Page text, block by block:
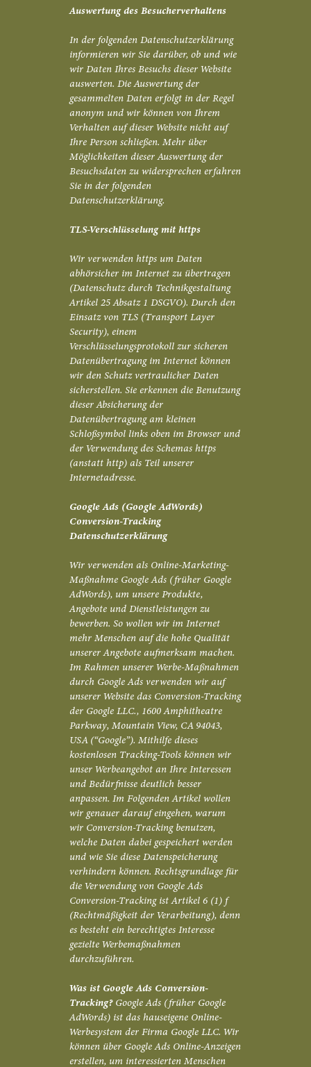
Auswertung des Besucherverhaltens
In der folgenden Datenschutzerklärung
informieren wir Sie darüber, ob und wie
wir Daten Ihres Besuchs dieser Website
auswerten. Die Auswertung der
gesammelten Daten erfolgt in der Regel
anonym und wir können von Ihrem
Verhalten auf dieser Website nicht auf
Ihre Person schließen. Mehr über
Möglichkeiten dieser Auswertung der
Besuchsdaten zu widersprechen erfahren
Sie in der folgenden
Datenschutzerklärung.
TLS-Verschlüsselung mit https
Wir verwenden https um Daten
abhörsicher im Internet zu übertragen
(Datenschutz durch Technikgestaltung
Artikel 25 Absatz 1 DSGVO). Durch den
Einsatz von TLS (Transport Layer
Security), einem
Verschlüsselungsprotokoll zur sicheren
Datenübertragung im Internet können
wir den Schutz vertraulicher Daten
sicherstellen. Sie erkennen die Benutzung
dieser Absicherung der
Datenübertragung am kleinen
Schloßsymbol links oben im Browser und
der Verwendung des Schemas https
(anstatt http) als Teil unserer
Internetadresse.
Google Ads (Google AdWords)
Conversion-Tracking
Datenschutzerklärung
Wir verwenden als Online-Marketing-
Maßnahme Google Ads (früher Google
AdWords), um unsere Produkte,
Angebote und Dienstleistungen zu
bewerben. So wollen wir im Internet
mehr Menschen auf die hohe Qualität
unserer Angebote aufmerksam machen.
Im Rahmen unserer Werbe-Maßnahmen
durch Google Ads verwenden wir auf
unserer Website das Conversion-Tracking
der Google LLC., 1600 Amphitheatre
Parkway, Mountain View, CA 94043,
USA (“Google”). Mithilfe dieses
kostenlosen Tracking-Tools können wir
unser Werbeangebot an Ihre Interessen
und Bedürfnisse deutlich besser
anpassen. Im Folgenden Artikel wollen
wir genauer darauf eingehen, warum
wir Conversion-Tracking benutzen,
welche Daten dabei gespeichert werden
und wie Sie diese Datenspeicherung
verhindern können. Rechtsgrundlage für
die Verwendung von Google Ads
Conversion-Tracking ist Artikel 6 (1) f
(Rechtmäßigkeit der Verarbeitung), denn
es besteht ein berechtigtes Interesse
gezielte Werbemaßnahmen
durchzuführen.
Was ist Google Ads Conversion-
Tracking?Google Ads (früher Google
AdWords) ist das hauseigene Online-
Werbesystem der Firma Google LLC. Wir
können über Google Ads Online-Anzeigen
erstellen, um interessierten Menschen